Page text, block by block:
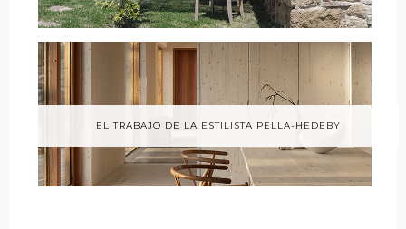
EL TRABAJO DE LA ESTILISTA PELLA-HEDEBY